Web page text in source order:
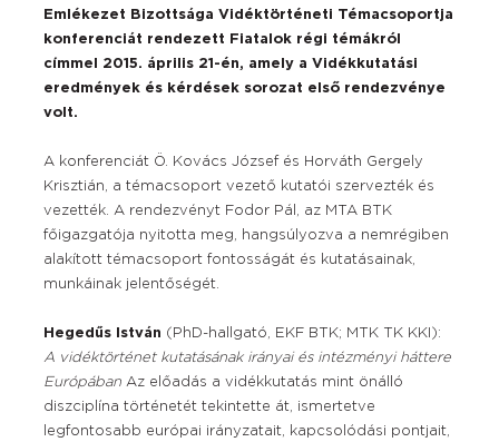
Emlékezet Bizottsága Vidéktörténeti Témacsoportja
konferenciát rendezett Fiatalok régi témákról
címmel 2015. április 21-én, amely a Vidékkutatási
eredmények és kérdések sorozat első rendezvénye
volt.
A konferenciát Ö. Kovács József és Horváth Gergely
Krisztián, a témacsoport vezető kutatói szervezték és
vezették. A rendezvényt Fodor Pál, az MTA BTK
főigazgatója nyitotta meg, hangsúlyozva a nemrégiben
alakított témacsoport fontosságát és kutatásainak,
munkáinak jelentőségét.
Hegedűs István (PhD-hallgató, EKF BTK; MTK TK KKI):
A vidéktörténet kutatásának irányai és intézményi háttere
Európában Az előadás a vidékkutatás mint önálló
diszciplína történetét tekintette át, ismertetve
legfontosabb európai irányzatait, kapcsolódási pontjait,